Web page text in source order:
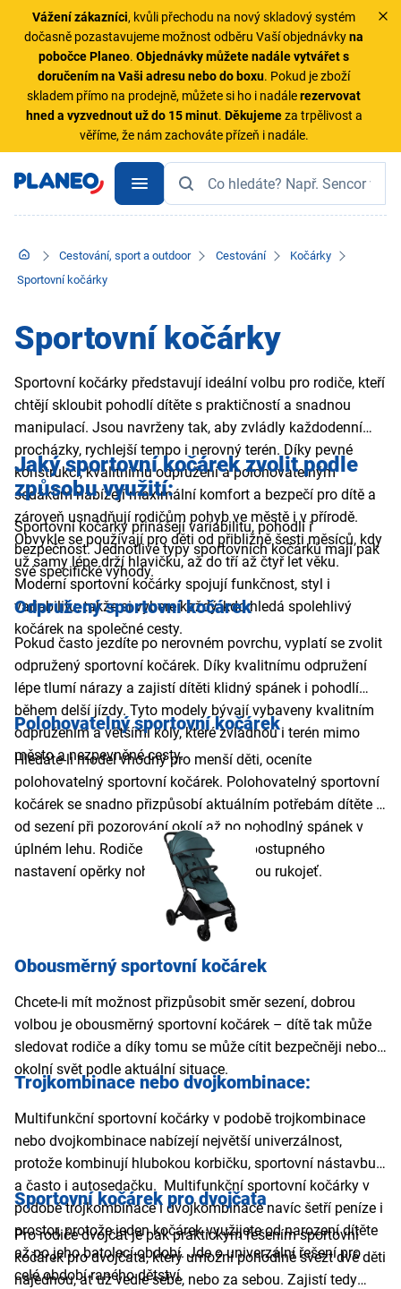
Vážení zákazníci, kvůli přechodu na nový skladový systém
dočasně pozastavujeme možnost odběru Vaší objednávkyna
pobočce Planeo.Objednávky můžete nadále vytvářet s
doručením na Vaši adresu nebo do boxu. Pokud je zboží
skladem přímo na prodejně, můžete si ho i nadálerezervovat
hned a vyzvednout už do 15 minut. Děkujemeza trpělivost a
věříme, že nám zachováte přízeň i nadále.
Cestování, sport a outdoor Cestování
Kočárky
Sportovní kočárky
Sportovní kočárky
Sportovní kočárky představují ideální volbu pro rodiče, kteří
chtějí skloubit pohodlí dítěte s praktičností a snadnou
manipulací. Jsou navrženy tak, aby zvládly každodenní
procházky, rychlejší tempo i nerovný terén. Díky pevné
konstrukci, kvalitnímu odpružení a polohovatelným
sedákům nabízejí maximální komfort a bezpečí pro dítě a
zároveň usnadňují rodičům pohyb ve městě i v přírodě.
Obvykle se používají pro děti od přibližně šesti měsíců, kdy
už samy lépe drží hlavičku, až do tří až čtyř let věku.
Moderní sportovní kočárky spojují funkčnost, styl i
variabilitu, takže si vybere každý, kdo hledá spolehlivý
kočárek na společné cesty.
Jaký sportovní kočárek zvolit podle
způsobu využití:
Sportovní kočárky přinášejí variabilitu, pohodlí i
bezpečnost. Jednotlivé typy sportovních kočárků mají pak
své specifické výhody.
Odpružený sportovní kočárek
Pokud často jezdíte po nerovném povrchu, vyplatí se zvolit
odpružený sportovní kočárek. Díky kvalitnímu odpružení
lépe tlumí nárazy a zajistí dítěti klidný spánek i pohodlí
během delší jízdy. Tyto modely bývají vybaveny kvalitním
odpružením a většími koly, které zvládnou i terén mimo
město a nezpevněné cesty.
Polohovatelný sportovní kočárek
Hledáte-li model vhodný pro menší děti, oceníte
polohovatelný sportovní kočárek. Polohovatelný sportovní
kočárek se snadno přizpůsobí aktuálním potřebám dítěte –
od sezení při pozorování okolí až po pohodlný spánek v
úplném lehu. Rodiče ocení i možnost postupného
nastavení opěrky nohou a ergonomickou rukojeť.
Obousměrný sportovní kočárek
Chcete-li mít možnost přizpůsobit směr sezení, dobrou
volbou je obousměrný sportovní kočárek – dítě tak může
sledovat rodiče a díky tomu se může cítit bezpečněji nebo
okolní svět podle aktuální situace.
Trojkombinace nebo dvojkombinace:
Multifunkční sportovní kočárky v podobě trojkombinace
nebo dvojkombinace nabízejí největší univerzálnost,
protože kombinují hlubokou korbičku, sportovní nástavbu
a často i autosedačku. Multifunkční sportovní kočárky v
podobě trojkombinace i dvojkombinace navíc šetří peníze i
prostor, protože jeden kočárek využijete od narození dítěte
až po jeho batolecí období. Jde o univerzální řešení pro
celé období raného dětství.
Sportovní kočárek pro dvojčata
Pro rodiče dvojčat je pak praktickým řešením sportovní
kočárek pro dvojčata, který umožní pohodlně svézt dvě děti
najednou, ať už vedle sebe, nebo za sebou. Zajistí tedy